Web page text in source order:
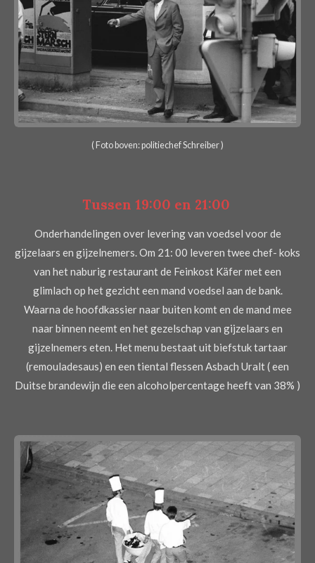
( Foto boven: politiechef Schreiber )
Tussen 19:00 en 21:00
Onderhandelingen over levering van voedsel voor de
gijzelaars en gijzelnemers. Om 21: 00 leveren twee chef- koks
van het naburig restaurant de Feinkost Käfer met een
glimlach op het gezicht een mand voedsel aan de bank.
Waarna de hoofdkassier naar buiten komt en de mand mee
naar binnen neemt en het gezelschap van gijzelaars en
gijzelnemers eten. Het menu bestaat uit biefstuk tartaar
(remouladesaus) en een tiental flessen Asbach Uralt ( een
Duitse brandewijn die een alcoholpercentage heeft van 38% )